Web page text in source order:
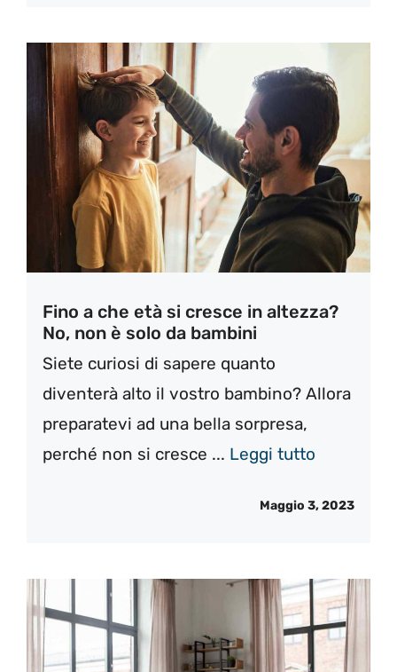
Fino a che età si cresce in altezza?
No, non è solo da bambini
Siete curiosi di sapere quanto
diventerà alto il vostro bambino? Allora
preparatevi ad una bella sorpresa,
perché non si cresce ... Leggi tutto
Maggio 3, 2023